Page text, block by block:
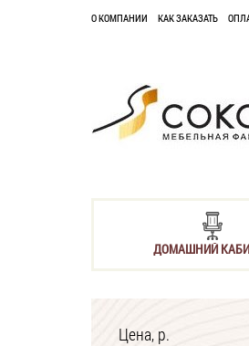
О КОМПАНИИ КАК ЗАКАЗАТЬ
ДОМАШНИЙ
Цена, р.